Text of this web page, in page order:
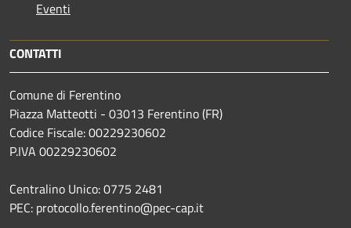
Eventi
CONTATTI
Comune di Ferentino
Piazza Matteotti - 03013 Ferentino (FR)
Codice Fiscale: 00229230602
P.IVA 00229230602
Centralino Unico: 0775 2481
PEC: protocollo.ferentino@pec-cap.it